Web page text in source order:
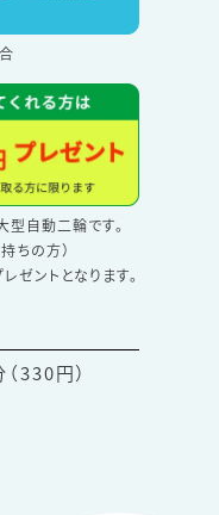
型自動二輪です。
ちの方）
ントとなります。
330円）